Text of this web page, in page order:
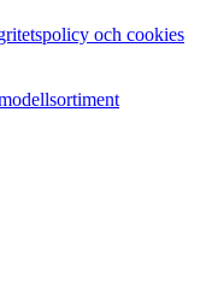
och cookies